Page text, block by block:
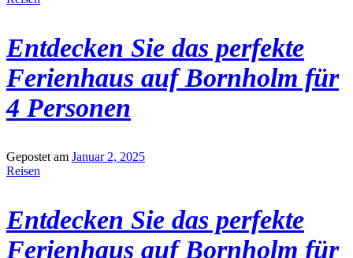
Entdecken Sie das perfekte
Ferienhaus auf Bornholm für
4 Personen
Gepostet am Januar 2, 2025
Reisen
Entdecken Sie das perfekte
Ferienhaus auf Bornholm für